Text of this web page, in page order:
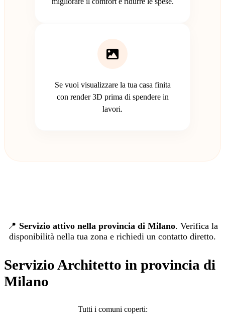
Se vuoi visualizzare la tua casa finita
con render 3D prima di spendere in
lavori.
📍 Servizio attivo nella provincia di Milano. Verifica la
disponibilità nella tua zona e richiedi un contatto diretto.
Servizio Architetto in provincia di
Milano
Tutti i comuni coperti: